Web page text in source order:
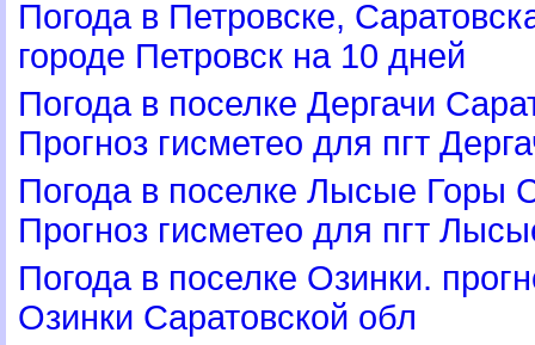
Погода в Петровске,
ороде Петровск на 10 дней
Погода в поселке Дергачи
Прогноз гисметео для пгт
Погода в поселке Лысые Горы
Прогноз гисметео для пгт
Погода в поселке Озинки.
Озинки Саратовской обл